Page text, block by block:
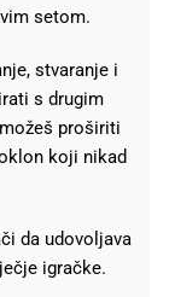
setom.
stvaranje i
s drugim
proširiti
koji nikad
da udovoljava
igračke.